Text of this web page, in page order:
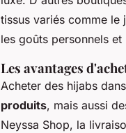
tissus variés comme le
les goûts personnels
Les avantages
Acheter des hijabs
produits, mais aussi
Neyssa Shop, la